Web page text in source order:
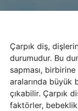
Çarpık diş,
durumudur. Bu
sapması, birbirine
aralarında büyük
çıkabilir. Çarpık
faktörler,